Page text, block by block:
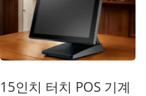
15인치 터치 POS 기계